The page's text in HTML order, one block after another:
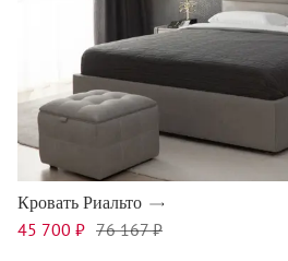
Кровать Риальто
45 700 ₽ 76 167 ₽